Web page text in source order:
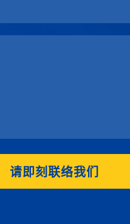
请即刻联络我们